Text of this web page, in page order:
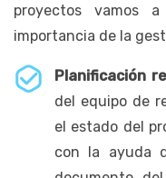
proyectos vamos
importancia de la
Planificación
del equipo de
el estado del
con la ayuda